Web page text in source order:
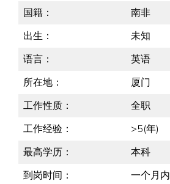
国籍：
南非
出生：
未知
语言：
英语
所在地：
厦门
工作性质：
全职
工作经验：
>5(年)
最高学历：
本科
到岗时间：
一个月内